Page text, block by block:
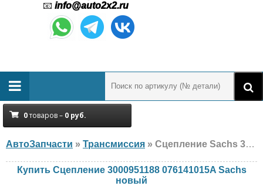
📧 info@auto2x2.ru
0товаров – 0 руб.
АвтоЗапчасти » Трансмиссия » Сцепление Sachs 3000951188 076141015A Mercedes, Volkswagen, новый
Купить Сцепление 3000951188 076141015A Sachs
новый